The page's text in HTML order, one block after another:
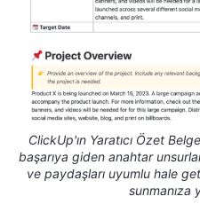
ClickUp'ın Yaratıcı Özet
başarıya giden anahtar
ve paydaşları uyumlu hale
sunmanıza